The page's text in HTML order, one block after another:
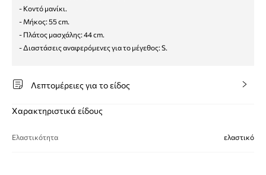
- Κοντό μανίκι.
- Μήκος: 55 cm.
- Πλάτος μασχάλης: 44 cm.
- Διαστάσεις αναφερόμενες για το μέγεθος: S.
Λεπτομέρειες για το είδος
Χαρακτηριστικά είδους
Ελαστικότητα ελαστικό